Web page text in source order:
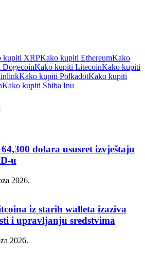
kupiti XRPKako kupiti EthereumKako
Kako kupiti LitecoinKako kupiti
Kako kupiti PolkadotKako kupiti
Kako kupiti Shiba Inu
dolara ususret izvještaju
u
2026.
iz starih walleta izaziva
i upravljanju sredstvima
2026.